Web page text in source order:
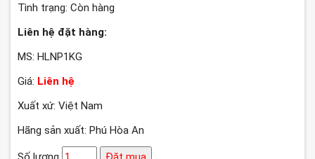
Tình trạng: Còn hàng
Liên hệ đặt hàng:
MS: HLNP1KG
Giá: Liên hệ
Xuất xứ: Việt Nam
Hãng sản xuất: Phú Hòa An